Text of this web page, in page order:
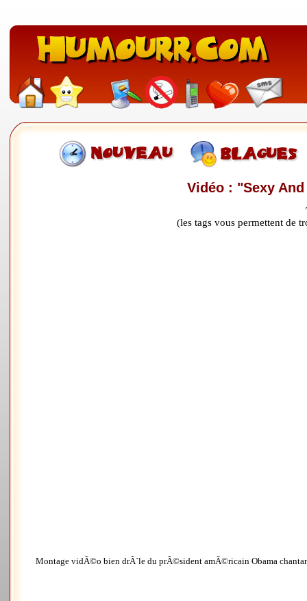
Vidéo : "Sexy
(les tags vous permettent de
Montage vidÃ©o bien drÃ´le du prÃ©sident amÃ©ricain Obama